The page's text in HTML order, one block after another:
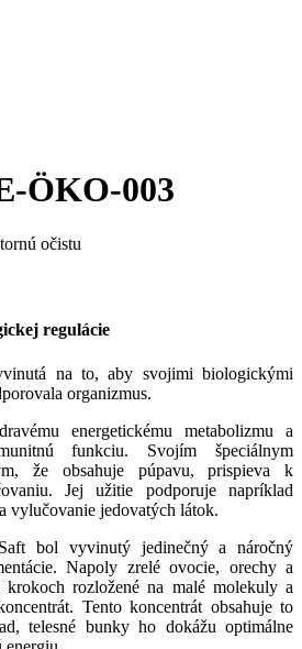
ÖKO-003
očistu
regulácie
na to, aby svojimi biologickými
organizmus.
energetickému metabolizmu a
funkciu. Svojím špeciálnym
že obsahuje púpavu, prispieva k
Jej užitie podporuje napríklad
vylučovanie jedovatých látok.
bol vyvinutý jedinečný a náročný
Napoly zrelé ovocie, orechy a
rozložené na malé molekuly a
Tento koncentrát obsahuje to
telesné bunky ho dokážu optimálne